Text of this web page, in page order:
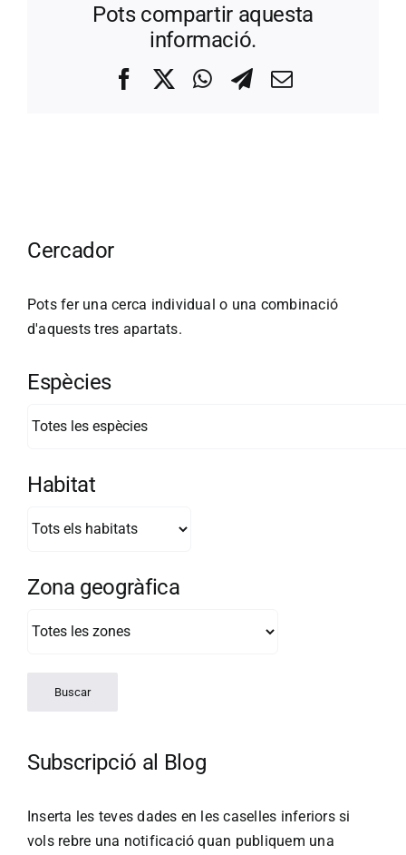
Pots compartir aquesta
informació.
FacebookWhatsApp
Telegram
Correo
Cercador
Pots fer una cerca individual o una combinació
d'aquests tres apartats.
Espècies
Habitat
Zona geogràfica
Subscripció al Blog
Inserta les teves dades en les caselles inferiors si
vols rebre una notificació quan publiquem una